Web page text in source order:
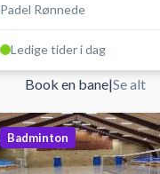
indendørs
Padel Rønnede
Ledige tider i dag
Book en bane|Se alt
Badminton